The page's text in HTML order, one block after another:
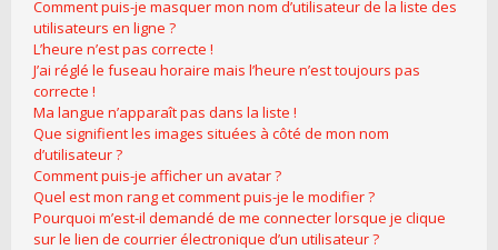
Comment puis-je masquer mon nom d’utilisateur de la liste des
utilisateurs en ligne ?
L’heure n’est pas correcte !
J’ai réglé le fuseau horaire mais l’heure n’est toujours pas
correcte !
Ma langue n’apparaît pas dans la liste !
Que signifient les images situées à côté de mon nom
d’utilisateur ?
Comment puis-je afficher un avatar ?
Quel est mon rang et comment puis-je le modifier ?
Pourquoi m’est-il demandé de me connecter lorsque je clique
sur le lien de courrier électronique d’un utilisateur ?